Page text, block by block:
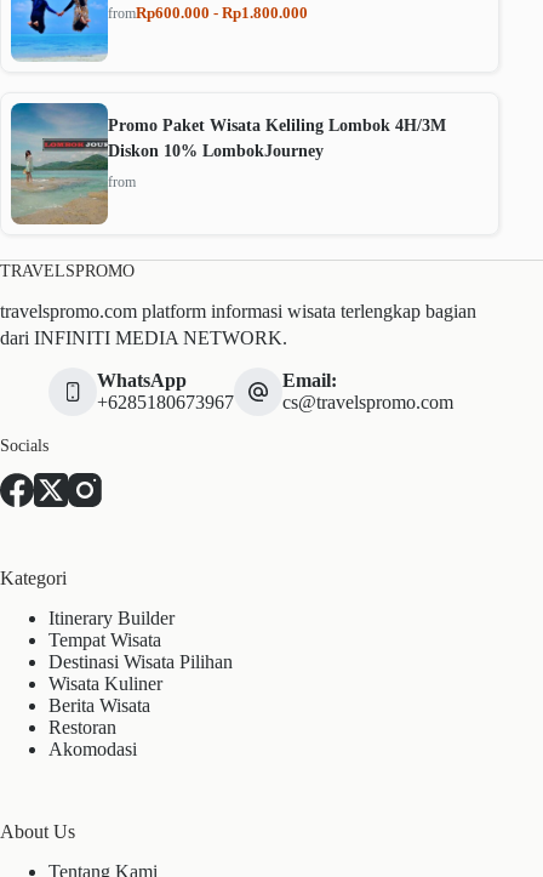
fromRp600.000 - Rp1.800.000
Promo Paket Wisata Keliling Lombok 4H/3M
Diskon 10% LombokJourney
from
TRAVELSPROMO
travelspromo.com platform informasi wisata terlengkap bagian
dari INFINITI MEDIA NETWORK.
WhatsApp
+6285180673967
Email:
cs@travelspromo.com
Socials
Kategori
Itinerary Builder
Tempat Wisata
Destinasi Wisata Pilihan
Wisata Kuliner
Berita Wisata
Restoran
Akomodasi
About Us
Tentang Kami